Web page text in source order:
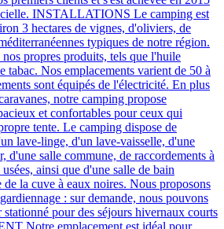
INSTALLATIONS Le camping est
3 hectares de vignes, d'oliviers, de
typiques de notre région.
propres produits, tels que l'huile
Nos emplacements varient de 50 à
sont équipés de l'électricité. En plus
notre camping propose
et confortables pour ceux qui
tente. Le camping dispose de
lave-linge, d'un lave-vaisselle, d'une
d'une salle commune, de raccordements à
ainsi que d'une salle de bain
la cuve à eaux noires. Nous proposons
: sur demande, nous pouvons
pour des séjours hivernaux courts
Notre emplacement est idéal pour